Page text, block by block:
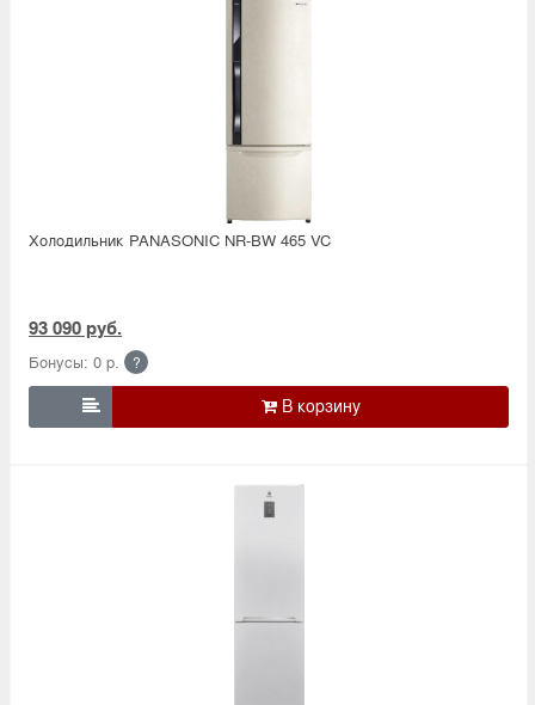
Холодильник PANASONIC NR-BW 465 VC
93 090 руб.
Бонусы: 0 р. ?
